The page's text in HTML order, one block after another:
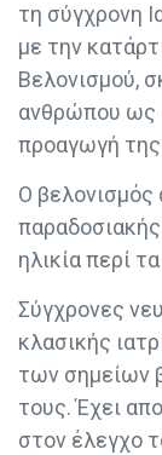
τη σύγχρονη
με την
Βελονισμού,
ανθρώπου ως
προαγωγή της
Ο
ηλικία περί
Σύγχρονες
κλασικής
των σημείων
τους. Έχει
στον έλεγχο